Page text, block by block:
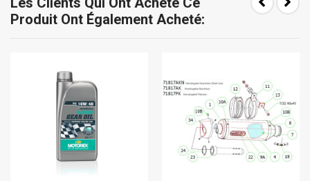
Produit Ont Également Acheté: